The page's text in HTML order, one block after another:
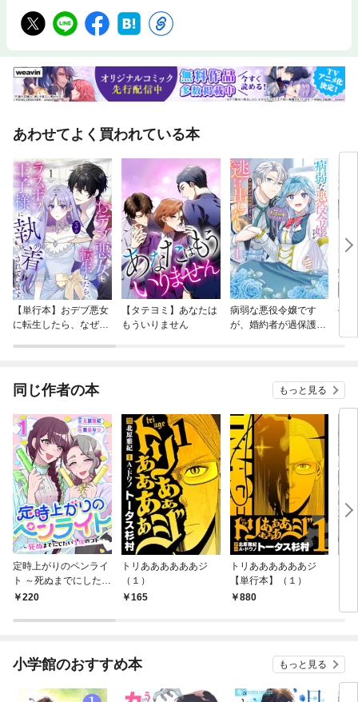
あわせてよく買われている本
【単行本】おデブ悪女
に転生したら、なぜか
【タテヨミ】あなたは
もういりません
病弱な悪役令嬢です
が、婚約者が過保護す
公
同じ作者の本 もっと見る
定時上がりのペンライ
ト ～死ぬまでにしたい
１億のコト～ 1巻
220
トリああああああジ
（１）
165
トリああああああジ
【単行本】（１）
880
小学館のおすすめ本 もっと見る